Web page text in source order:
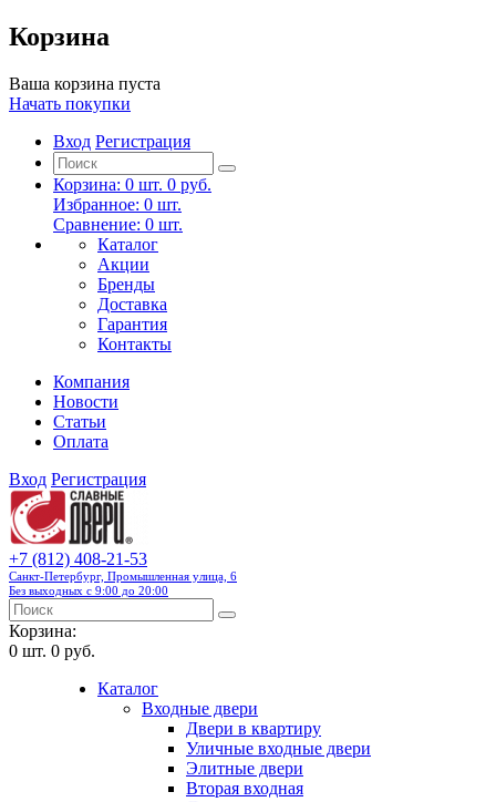
Корзина
Ваша корзина пуста
Начать покупки
Вход Регистрация
Корзина: 0 шт. 0 руб.
Избранное: 0 шт.
Сравнение: 0 шт.
Каталог
Акции
Бренды
Доставка
Гарантия
Контакты
Компания
Новости
Статьи
Оплата
Вход Регистрация
+7 (812) 408-21-53
Санкт-Петербург, Промышленная улица, 6
Без выходных с 9:00 до 20:00
Корзина:
0 шт. 0 руб.
Каталог
Входные двери
Двери в квартиру
Уличные входные двери
Элитные двери
Вторая входная